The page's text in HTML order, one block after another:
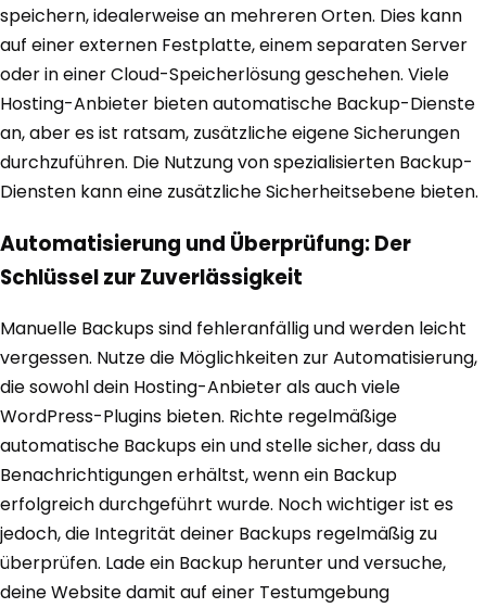
speichern, idealerweise an mehreren Orten. Dies kann
auf einer externen Festplatte, einem separaten Server
oder in einer Cloud-Speicherlösung geschehen. Viele
Hosting-Anbieter bieten automatische Backup-Dienste
an, aber es ist ratsam, zusätzliche eigene Sicherungen
durchzuführen. Die Nutzung von spezialisierten Backup-
Diensten kann eine zusätzliche Sicherheitsebene bieten.
Automatisierung und Überprüfung: Der
Schlüssel zur Zuverlässigkeit
Manuelle Backups sind fehleranfällig und werden leicht
vergessen. Nutze die Möglichkeiten zur Automatisierung,
die sowohl dein Hosting-Anbieter als auch viele
WordPress-Plugins bieten. Richte regelmäßige
automatische Backups ein und stelle sicher, dass du
Benachrichtigungen erhältst, wenn ein Backup
erfolgreich durchgeführt wurde. Noch wichtiger ist es
jedoch, die Integrität deiner Backups regelmäßig zu
überprüfen. Lade ein Backup herunter und versuche,
deine Website damit auf einer Testumgebung